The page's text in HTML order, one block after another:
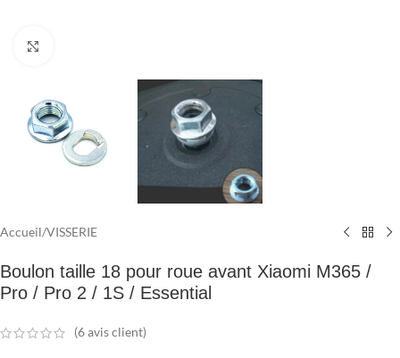
Accueil/VISSERIE
Boulon taille 18 pour roue avant Xiaomi M365 /
Pro / Pro 2 / 1S / Essential
(6avis client)